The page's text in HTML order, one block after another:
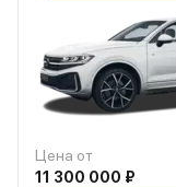
Цена от
11 300 000 ₽